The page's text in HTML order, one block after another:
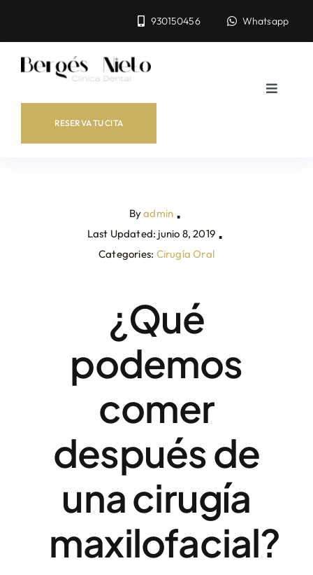
content
930150456 Whatsapp
Toggle
RESERVA TU CITA
Byadmin ▪
Last Updated: junio 8, 2019 ▪
Categories: Cirugía Oral
¿Qué
podemos
comer
después de
una cirugía
maxilofacial?